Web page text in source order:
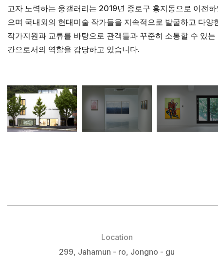
고자 노력하는 웅갤러리는 2019년 종로구 홍지동으로 이전
으며 국내외의 현대미술 작가들을 지속적으로 발굴하고 다양
작가지원과 교류를 바탕으로 관객들과 꾸준히 소통할 수 있는
간으로서의 역할을 감당하고 있습니다.
Location
299, Jahamun - ro, Jongno - gu